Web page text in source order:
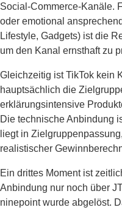
Social-Commerce-Kanäle.
oder emotional
Lifestyle, Gadgets) ist die
um den Kanal ernsthaft zu
Gleichzeitig ist TikTok kein
hauptsächlich die
erklärungsintensive
Die technische Anbindung
liegt in
realistischer
Ein drittes Moment ist
Anbindung nur noch über
ninepoint wurde abgelöst.